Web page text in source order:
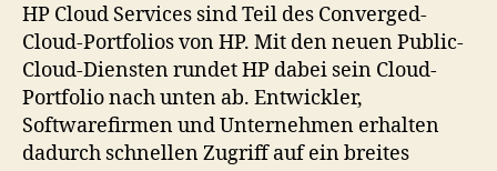
HP Cloud Services sind Teil des Converged-
Cloud-Portfolios von HP. Mit den neuen Public-
Cloud-Diensten rundet HP dabei sein Cloud-
Portfolio nach unten ab. Entwickler,
Softwarefirmen und Unternehmen erhalten
dadurch schnellen Zugriff auf ein breites